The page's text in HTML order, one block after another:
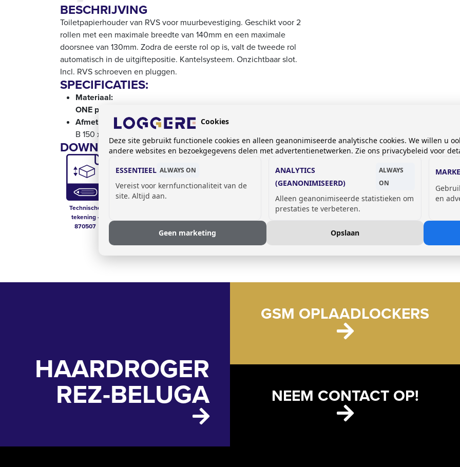
BESCHRIJVING
Toiletpapierhouder van RVS voor muurbevestiging. Geschikt voor 2
rollen met een maximale breedte van 140mm en een maximale
doorsnee van 130mm. Zodra de eerste rol op is, valt de tweede rol
automatisch in de uitgiftepositie. Kantelsysteem. Onzichtbaar slot.
Incl. RVS schroeven en pluggen.
SPECIFICATIES:
Materiaal:
ONE pure:
Afmetingen:
B 150 x D 140 x H 310 mm
DOWNLOADS:
Technische
tekening -
870507
HAARDROGER
REZ-BELUGA
GSM OPLAADLOCKERS
NEEM CONTACT OP!
Cookies
Deze site gebruikt functionele cookies en alleen geanonimiseerde analytische cookies. We willen u
andere websites en bezoekgegevens delen met advertentienetwerken. Zie ons privacybeleid voor
ESSENTIEEL ALWAYS ON
Vereist voor kernfunctionaliteit van de
site. Altijd aan.
ANALYTICS
(GEANONIMISEERD)
ALWAYS
ON
Alleen geanonimiseerde statistieken om
prestaties te verbeteren.
en
Geen marketing Opslaan